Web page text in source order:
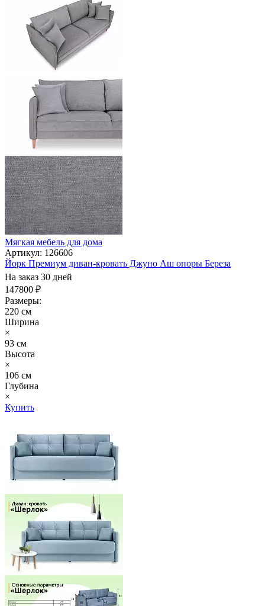
Мягкая мебель для дома
Артикул: 126606
Йорк Премиум диван-кровать Джуно Аш опоры Береза
На заказ 30 дней
147800 ₽
Размеры:
220 см
Ширина
×
93 см
Высота
×
106 см
Глубина
×
Купить